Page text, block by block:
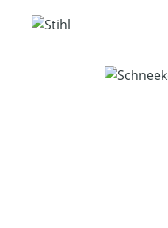
Bildergalerie überspringen